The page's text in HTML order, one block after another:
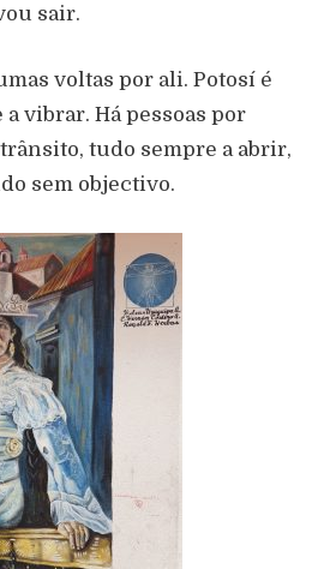
sair.
voltas por ali. Potosí é
vibrar. Há pessoas por
tudo sempre a abrir,
sem objectivo.